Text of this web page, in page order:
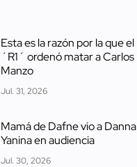
Esta es la razón por la que el
´R1´ ordenó matar a Carlos
Manzo
Jul. 31, 2026
Mamá de Dafne vio a Danna
Yanina en audiencia
Jul. 30, 2026